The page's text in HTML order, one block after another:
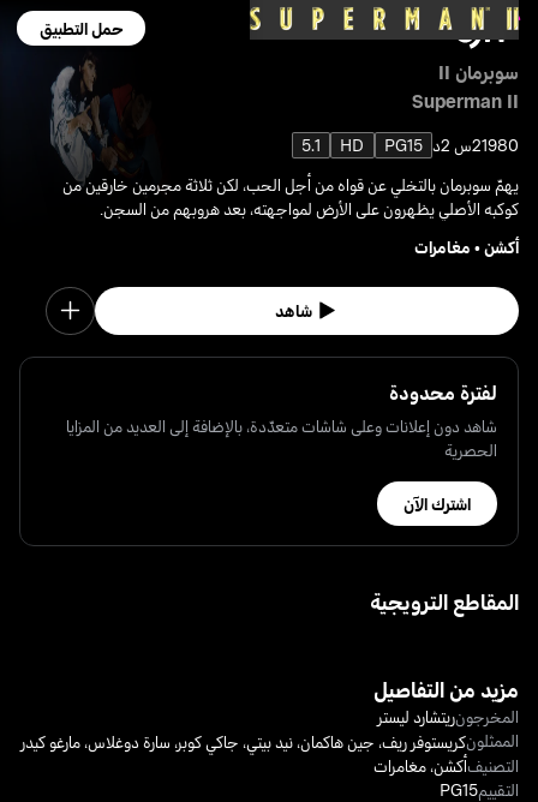
حمل التطبيق
سوبرمان II
Superman II
19802س 2د PG15
HD
5.1
يهمّ سوبرمان بالتخلي عن قواه من أجل الحب، لكن ثلاثة مجرمين خارقين من
كوكبه الأصلي يظهرون على الأرض لمواجهته، بعد هروبهم من السجن.
أكشن• مغامرات
شاهد
لفترة محدودة
شاهد دون إعلانات وعلى شاشات متعدّدة، بالإضافة إلى العديد من المزايا
الحصرية
اشترك الآن
المقاطع الترويجية
مزيد من التفاصيل
المخرجونريتشارد ليستر
الممثلونكريستوفر ريف، جين هاكمان،نيد بيتي، جاكي كوبر، سارة دوغلاس،مارغو كيدر
التصنيفأكشن،مغامرات
التقييمPG15